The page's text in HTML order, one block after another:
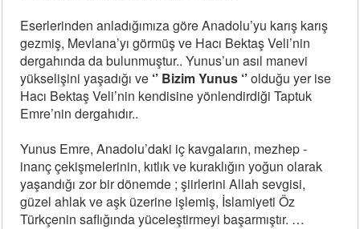
Eserlerinden anladığımıza göre Anadolu’yu karış karış
gezmiş, Mevlana’yı görmüş ve Hacı Bektaş Veli’nin
dergahında da bulunmuştur.. Yunus’un asıl manevi
yükselişini yaşadığı ve ‘’ Bizim Yunus ‘’olduğu yer ise
Hacı Bektaş Veli’nin kendisine yönlendirdiği Taptuk
Emre’nin dergahıdır..
Yunus Emre, Anadolu’daki iç kavgaların, mezhep -
inanç çekişmelerinin, kıtlık ve kuraklığın yoğun olarak
yaşandığı zor bir dönemde ; şiirlerini Allah sevgisi,
güzel ahlak ve aşk üzerine işlemiş, İslamiyeti Öz
Türkçenin saflığında yüceleştirmeyi başarmıştır. …